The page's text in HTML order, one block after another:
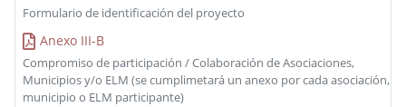
Formulario de identificación del proyecto
Anexo III-B
Compromiso de participación / Colaboración de Asociaciones,
Municipios y/o ELM (se cumplimetará un anexo por cada asociación,
municipio o ELM participante)